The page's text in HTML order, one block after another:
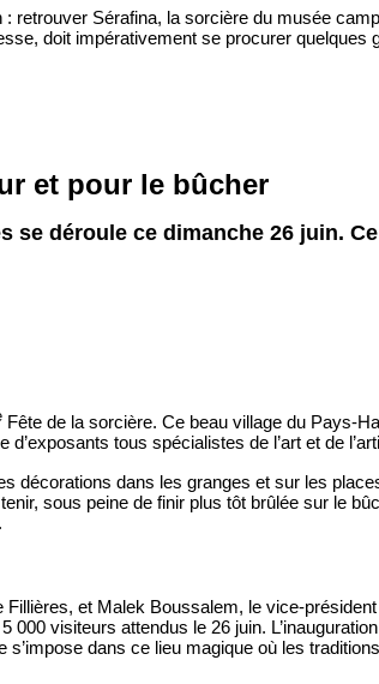
retrouver Sérafina, la sorcière du musée
doit impérativement se procurer quelques
et pour le bûcher
se déroule ce dimanche 26 juin.
Fête de la sorcière. Ce beau village du Pays-
tous spécialistes de l’art et de
décorations dans les granges et sur les
sous peine de finir plus tôt brûlée sur le
et Malek Boussalem, le vice-
visiteurs attendus le 26 juin.
dans ce lieu magique où les